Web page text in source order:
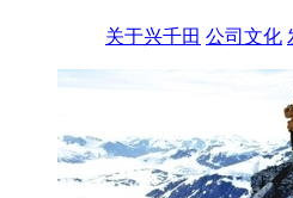
关于兴千田 公司文化